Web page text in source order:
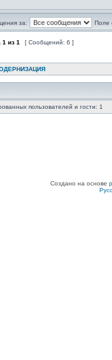
за: Поле
1 из 1 [ Сообщений: 6 ]
пользователей и гости: 1
Создано на основе